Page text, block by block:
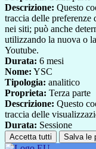
Descrizione: Questo
traccia delle
nei siti; può anche
utilizzando la nuova o
Youtube.
Durata: 6 mesi
Nome: YSC
Tipologia: analitico
Proprieta: Terza parte
Descrizione: Questo
traccia delle
Durata: Sessione
Accetta tutti Salva le